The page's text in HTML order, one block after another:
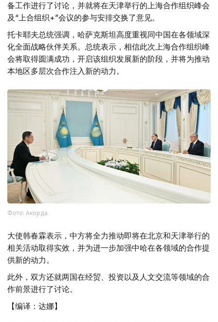
备工作进行了讨论，并就将在天津举行的上海合作组织峰会
及“上合组织+”会议的参与安排交换了意见。
托卡耶夫总统强调，哈萨克斯坦高度重视同中国在各领域深
化全面战略伙伴关系。总统表示，相信此次上海合作组织峰
会将取得圆满成功，开启该组织发展新的阶段，并将为推动
本地区多层次合作注入新的动力。
Фото: Акорда
大使韩春霖表示，中方将全力推动即将在北京和天津举行的
相关活动取得实效，并为进一步加强中哈在各领域的合作提
供新的动力。
此外，双方还就两国在经贸、投资以及人文交流等领域的合
作前景进行了讨论。
【编译：达娜】